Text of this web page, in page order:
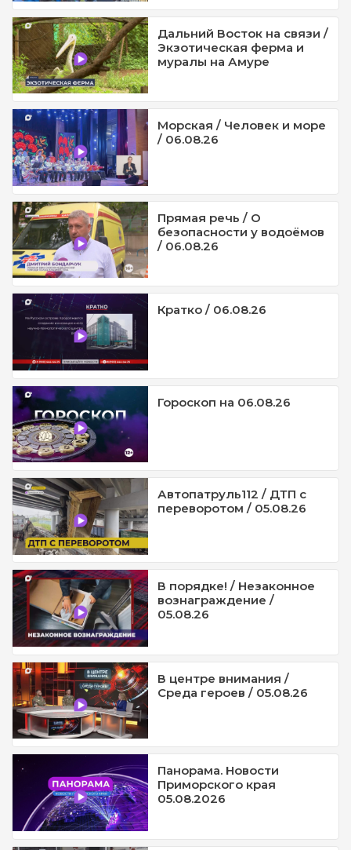
Дальний Восток на связи /
Экзотическая ферма и
муралы на Амуре
Морская / Человек и море
/ 06.08.26
Прямая речь / О
безопасности у водоёмов
/ 06.08.26
Кратко / 06.08.26
Гороскоп на 06.08.26
Автопатруль112 / ДТП с
переворотом / 05.08.26
В порядке! / Незаконное
вознаграждение /
05.08.26
В центре внимания /
Среда героев / 05.08.26
Панорама. Новости
Приморского края
05.08.2026